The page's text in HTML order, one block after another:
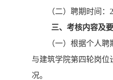
（二）聘期时间：
三、考核内容及
（一）根据个人
与建筑学院第四轮岗位
况。